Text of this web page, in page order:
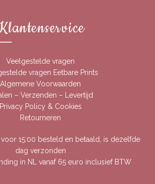
Veelgestelde vragen
vragen Eetbare Prints
Algemene Voorwaarden
– Verzenden – Levertijd
Privacy Policy & Cookies
Retourneren
15:00 besteld en betaald, is dezelfde
dag verzonden
in NL vanaf 65 euro inclusief BTW